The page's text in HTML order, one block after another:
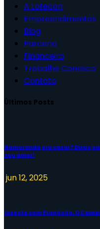
A Lotecon
Empreendimentos
Blog
Parceria
Financeiro
Trabalhe Conosco
Contato
Últimos Posts
Namorando pra casar? Dicas
seu amor!
jun 12, 2025
Investir com Propósito: O